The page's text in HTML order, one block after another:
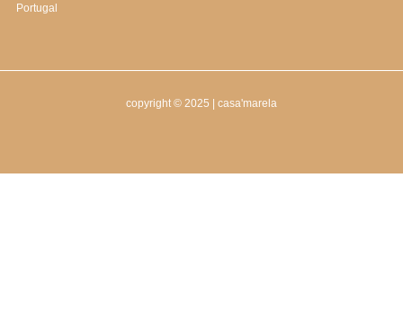
Portugal
copyright © 2025 | casa'marela